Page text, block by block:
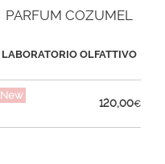
PARFUM COZUMEL
LABORATORIO OLFATTIVO
New
120,00€